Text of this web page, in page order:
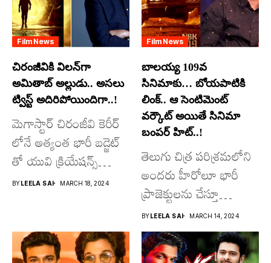
Film News
చిరంజీవికి విలన్‌గా
అమితాబ్ అల్లుడు.. అసలు
ట్విస్ట్ అదిరిపోయిందిగా..!
మెగాస్టార్ చిరంజీవి కెరీర్
లోనే అత్యంత భారీ బడ్జెట్
తో యువి క్రియేషన్స్
రూపొందిస్తున్న
BYLEELA SAI MARCH 18, 2024
Film News
బాలయ్య 109వ
సినిమాకు… బోయపాటికి
లింక్.. ఆ సెంటిమెంట్
వర్కౌట్ అయితే సినిమా
బంపర్ హిట్..!
తెలుగు చిత్ర పరిశ్రమలోని
అందరు హీరోలూ భారీ
ప్రాజెక్టులను చేస్తూ
దూసుకుపోతోన్నారు.
అందులో కొందరు
మాత్రమే...
BYLEELA SAI MARCH 14, 2024